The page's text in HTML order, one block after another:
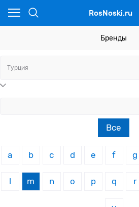
RosNoski.ru
Бренды
Все
a b c d e f g
l m n o p q r